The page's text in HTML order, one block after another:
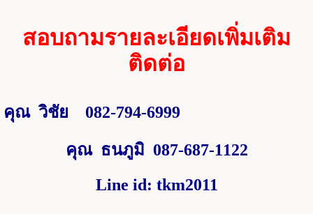
สอบถามรายละเอียดเพิ่มเติม
ติดต่อ
คุณ วิชัย 082-794-6999
คุณ ธนภูมิ 087-687-1122
Line id: tkm2011